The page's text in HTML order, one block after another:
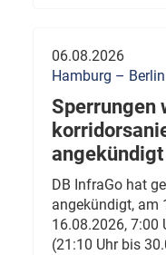
06.08.2026
Hamburg – Berlin
Sperrungen
angekündigt
DB InfraGo hat
angekündigt, am
16.08.2026, 7:00
(21:10 Uhr bis